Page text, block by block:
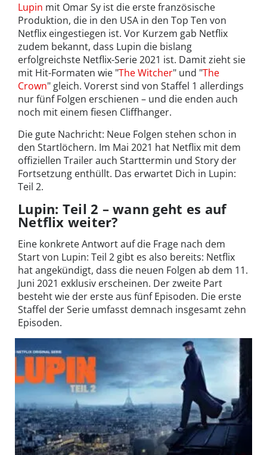
Lupin mit Omar Sy ist die erste französische
Produktion, die in den USA in den Top Ten von
Netflix eingestiegen ist. Vor Kurzem gab Netflix
zudem bekannt, dass Lupin die bislang
erfolgreichste Netflix-Serie 2021 ist. Damit zieht sie
mit Hit-Formaten wie "The Witcher" und "The
Crown" gleich. Vorerst sind von Staffel 1 allerdings
nur fünf Folgen erschienen – und die enden auch
noch mit einem fiesen Cliffhanger.
Die gute Nachricht: Neue Folgen stehen schon in
den Startlöchern. Im Mai 2021 hat Netflix mit dem
offiziellen Trailer auch Starttermin und Story der
Fortsetzung enthüllt. Das erwartet Dich in Lupin:
Teil 2.
Lupin: Teil 2 – wann geht es auf
Netflix weiter?
Eine konkrete Antwort auf die Frage nach dem
Start von Lupin: Teil 2 gibt es also bereits: Netflix
hat angekündigt, dass die neuen Folgen ab dem 11.
Juni 2021 exklusiv erscheinen. Der zweite Part
besteht wie der erste aus fünf Episoden. Die erste
Staffel der Serie umfasst demnach insgesamt zehn
Episoden.